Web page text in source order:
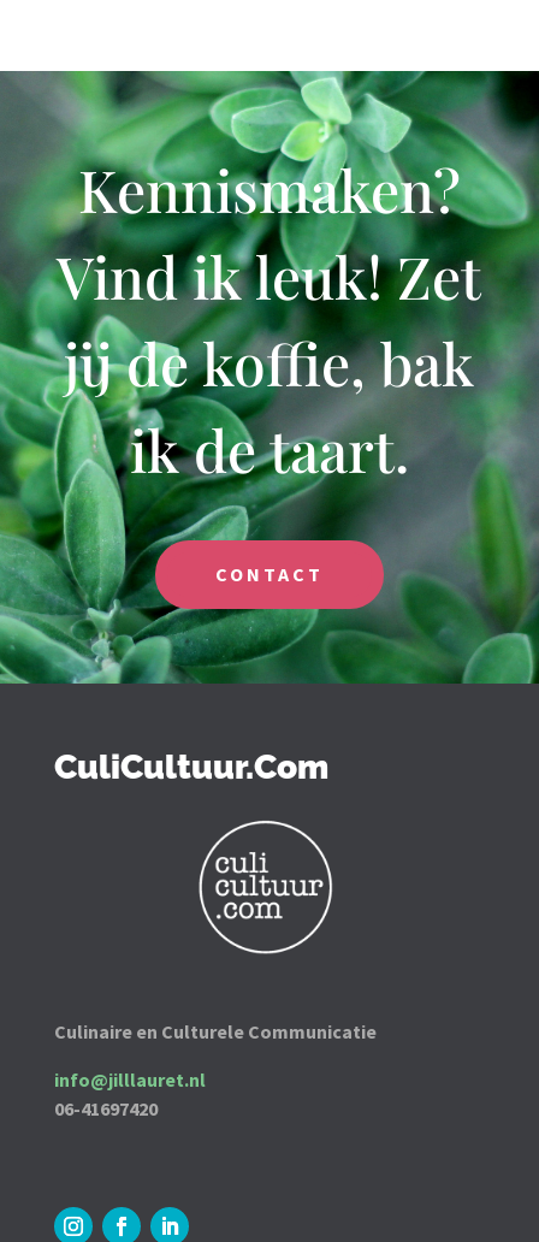
Kennismaken?
Vind ik leuk! Zet
jij de koffie, bak
ik de taart.
CONTACT
CuliCultuur.Com
Culinaire en Culturele Communicatie
info@jilllauret.nl
06-41697420